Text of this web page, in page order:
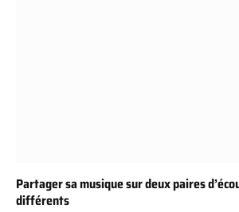
Partager sa musique sur deux paires
différents